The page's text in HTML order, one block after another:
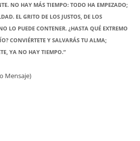
NO HAY MÁS TIEMPO: TODO HA EMPEZADO;
EL GRITO DE LOS JUSTOS, DE LOS
LO PUEDE CONTENER. ¿HASTA QUÉ EXTREMO
CONVIÉRTETE Y SALVARÁS TU ALMA;
YA NO HAY TIEMPO.”
Mensaje)